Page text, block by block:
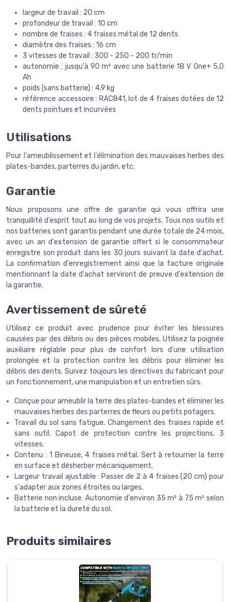
largeur de travail : 20 cm
profondeur de travail : 10 cm
nombre de fraises : 4 fraises métal de 12 dents
diamètre des fraises : 16 cm
3 vitesses de travail : 300 - 250 - 200 tr/min
autonomie : jusqu'à 90 m² avec une batterie 18 V One+ 5,0
Ah
poids (sans batterie) : 4,9 kg
référence accessoire : RAC841, lot de 4 fraises dotées de 12
dents pointues et incurvées
Utilisations
Pour l'ameublissement et l'élimination des mauvaises herbes des
plates-bandes, parterres du jardin, etc.
Garantie
Nous proposons une offre de garantie qui vous offrira une
tranquillité d'esprit tout au long de vos projets. Tous nos outils et
nos batteries sont garantis pendant une durée totale de 24 mois,
avec un an d'extension de garantie offert si le consommateur
enregistre son produit dans les 30 jours suivant la date d'achat.
La confirmation d'enregistrement ainsi que la facture originale
mentionnant la date d'achat serviront de preuve d'extension de
la garantie.
Avertissement de sûreté
Utilisez ce produit avec prudence pour éviter les blessures
causées par des débris ou des pièces mobiles. Utilisez la poignée
auxiliaire réglable pour plus de confort lors d'une utilisation
prolongée et la protection contre les débris pour éliminer les
débris des dents. Suivez toujours les directives du fabricant pour
un fonctionnement, une manipulation et un entretien sûrs.
Conçue pour ameublir la terre des plates-bandes et éliminer les
mauvaises herbes des parterres de fleurs ou petits potagers.
Travail du sol sans fatigue. Changement des fraises rapide et
sans outil. Capot de protection contre les projections. 3
vitesses.
Contenu : 1 Bineuse, 4 fraises métal. Sert à retourner la terre
en surface et désherber mécaniquement.
Largeur travail ajustable : Passer de 2 à 4 fraises (20 cm) pour
s'adapter aux zones étroites ou larges.
Batterie non incluse. Autonomie d'environ 35 m² à 75 m² selon
la batterie et la dureté du sol.
Produits similaires